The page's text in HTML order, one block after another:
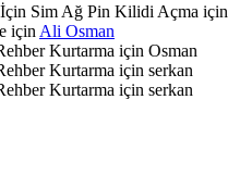
İçin Sim Ağ Pin Kilidi Açma için
için Ali Osman
Kurtarma için Osman
Kurtarma için serkan
Kurtarma için serkan